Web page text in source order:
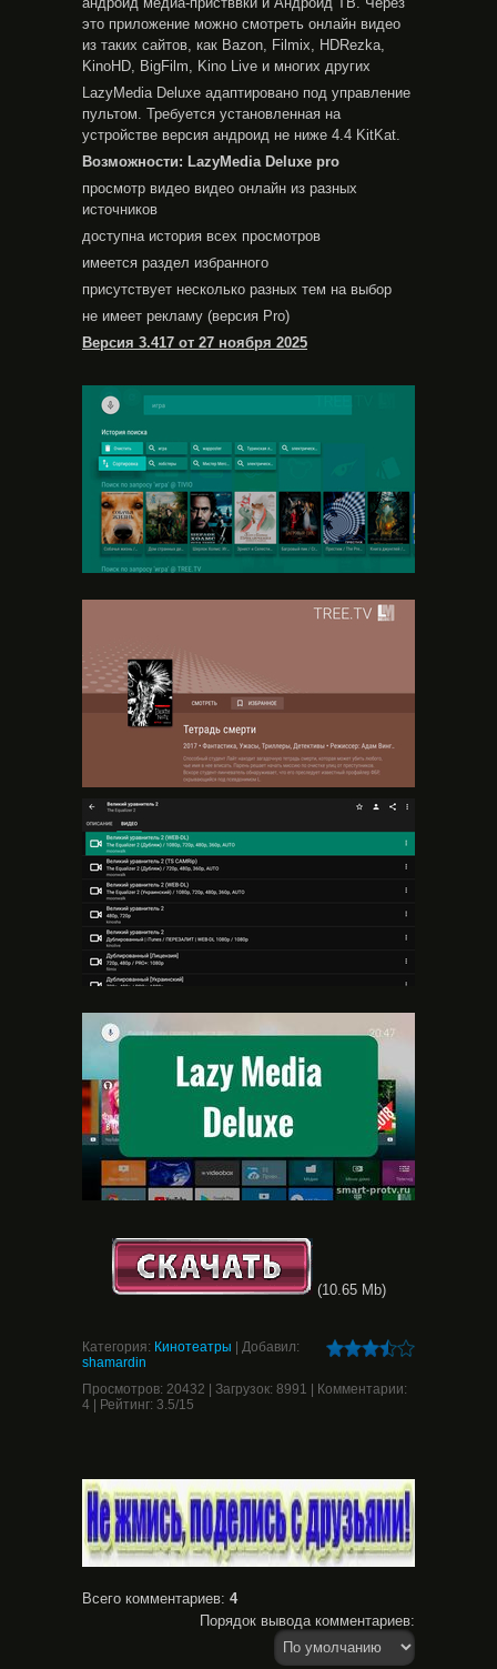
это приложение можно смотреть онлайн видео
из таких сайтов, как Bazon, Filmix, HDRezka,
KinoHD, BigFilm, Kino Live и многих других
LazyMedia Deluxe адаптировано под управление
пультом. Требуется установленная на
устройстве версия андроид не ниже 4.4 KitKat.
Возможности: LazyMedia Deluxe pro
просмотр видео видео онлайн из разных
источников
доступна история всех просмотров
имеется раздел избранного
присутствует несколько разных тем на выбор
не имеет рекламу (версия Pro)
Версия 3.417 от 27 ноября 2025
(10.65 Mb)
Категория: Кинотеатры Добавил:
shamardin
Просмотров: 20432 Загрузок: 8991 Комментарии:
4
Рейтинг: 3.5/15
Всего комментариев: 4
Порядок вывода комментариев: